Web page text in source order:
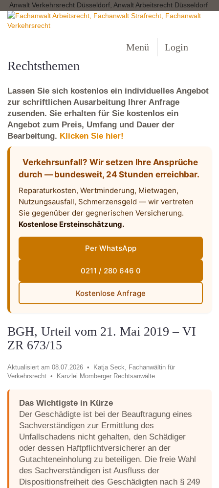
Anwalt Verkehrsrecht Düsseldorf, Anwalt Arbeitsrecht Düsseldorf
Menü Login
Rechtsthemen
Lassen Sie sich kostenlos ein individuelles Angebot
zur schriftlichen Ausarbeitung Ihrer Anfrage
zusenden. Sie erhalten für Sie kostenlos ein
Angebot zum Preis, Umfang und Dauer der
Bearbeitung. Klicken Sie hier!
Verkehrsunfall? Wir setzen Ihre Ansprüche
durch — bundesweit, 24 Stunden erreichbar.
Reparaturkosten, Wertminderung, Mietwagen,
Nutzungsausfall, Schmerzensgeld — wir vertreten
Sie gegenüber der gegnerischen Versicherung.
Kostenlose Ersteinschätzung.
Per WhatsApp
0211 / 280 646 0
Kostenlose Anfrage
BGH, Urteil vom 21. Mai 2019 – VI
ZR 673/15
Aktualisiert am 08.07.2026 •
Katja Seck, Fachanwältin für
Verkehrsrecht •
Kanzlei Momberger Rechtsanwälte
Das Wichtigste in Kürze
Der Geschädigte ist bei der Beauftragung eines
Sachverständigen zur Ermittlung des
Unfallschadens nicht gehalten, den Schädiger
oder dessen Haftpflichtversicherer an der
Gutachteneinholung zu beteiligen. Die freie Wahl
des Sachverständigen ist Ausfluss der
Dispositionsfreiheit des Geschädigten nach § 249